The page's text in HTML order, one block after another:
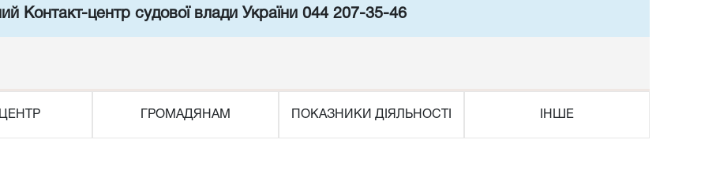
Контакт-центр судової влади України 044 207-35-46
ГРОМАДЯНАМ ПОКАЗНИКИ ДІЯЛЬНОСТІ ІНШЕ